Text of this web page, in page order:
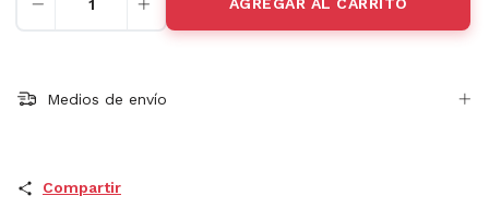
Medios de envío
Compartir